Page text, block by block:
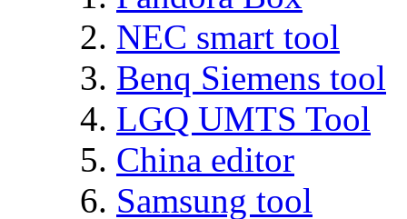
NEC smart tool
Benq Siemens tool
LGQ UMTS Tool
China editor
Samsung tool